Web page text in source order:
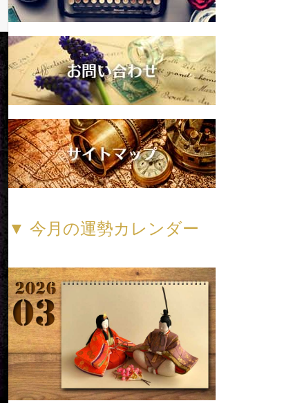
▼ 今月の運勢カレンダー